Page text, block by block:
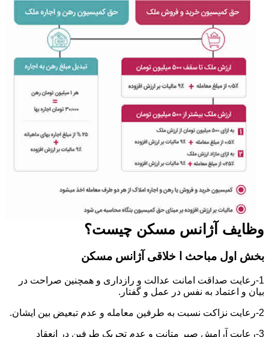
وظایف آژانس مسکن چیست؟
بخش اول مباحث ا خلاقی آژانس مسکن
1-رعایت صداقت امانت عدالت و رازداری و همچنین صراحت در
بیان و اعتماد به نفس در عمل و گفتار.
2-رعایت نزاکت نسبت به طرفین معامله و عدم تبعیض بین ایشان.
3-رعایت آرامش صبر متانت و عدم تحریک طرفین در انعقاد